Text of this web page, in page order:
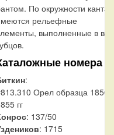
По окружности канта
рельефные
выполненные в
номера
:
Орел образца
гг
: 137/50
: 1715